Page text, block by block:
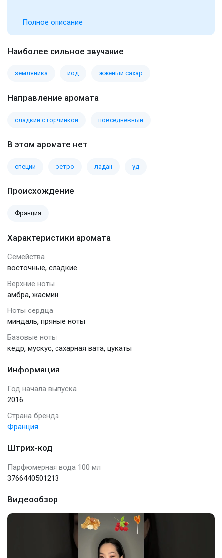
Полное описание
Наиболее сильное звучание
земляника йод жженый сахар
Направление аромата
сладкий с горчинкой повседневный
В этом аромате нет
специи ретро ладан уд
Происхождение
Франция
Характеристики аромата
Семейства
восточные, сладкие
Верхние ноты
амбра, жасмин
Ноты сердца
миндаль, пряные ноты
Базовые ноты
кедр, мускус, сахарная вата, цукаты
Информация
Год начала выпуска
2016
Страна бренда
Франция
Штрих-код
Парфюмерная вода 100 мл
3766440501213
Видеообзор